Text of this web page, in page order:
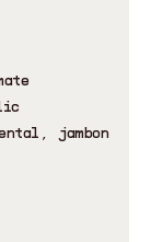
jambon